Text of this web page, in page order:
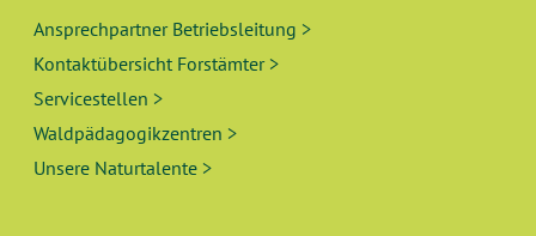
Ansprechpartner Betriebsleitung >
Kontaktübersicht Forstämter >
Servicestellen >
Waldpädagogikzentren >
Unsere Naturtalente >